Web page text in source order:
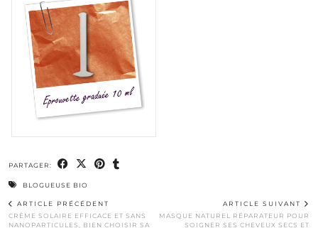
PARTAGER:
BLOGUEUSE BIO
ARTICLE PRÉCÉDENT
CRÈME SOLAIRE EFFICACE ET SANS
NANOPARTICULES, BIEN CHOISIR SA
ARTICLE SUIVANT
MASQUE NATUREL RÉPARATEUR POUR
SOIGNER SES CHEVEUX SECS ET